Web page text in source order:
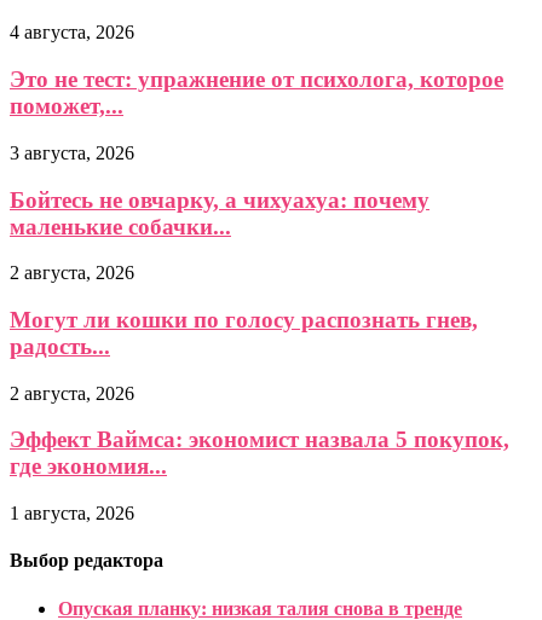
4 августа, 2026
Это не тест: упражнение от психолога, которое
поможет,...
3 августа, 2026
Бойтесь не овчарку, а чихуахуа: почему
маленькие собачки...
2 августа, 2026
Могут ли кошки по голосу распознать гнев,
радость...
2 августа, 2026
Эффект Ваймса: экономист назвала 5 покупок,
где экономия...
1 августа, 2026
Выбор редактора
Опуская планку: низкая талия снова в тренде